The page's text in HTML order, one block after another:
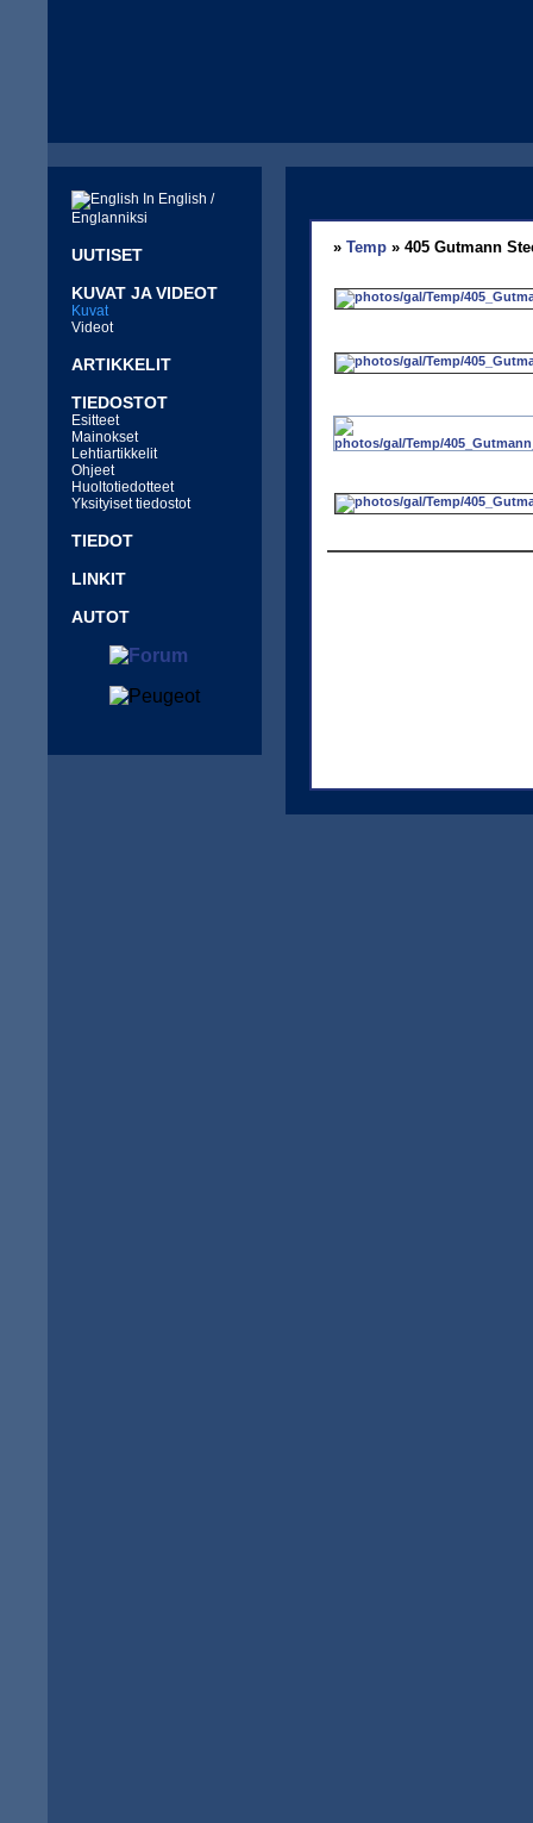
In English /
Englanniksi
UUTISET
KUVAT JA VIDEOT
Kuvat
Videot
ARTIKKELIT
TIEDOSTOT
Esitteet
Mainokset
Lehtiartikkelit
Ohjeet
Huoltotiedotteet
Yksityiset tiedostot
TIEDOT
LINKIT
AUTOT
» Temp » 405 Gutmann